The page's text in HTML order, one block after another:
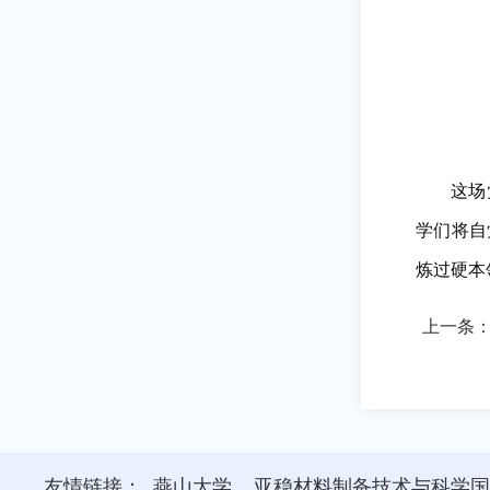
这场
学们将
炼过硬
上一条